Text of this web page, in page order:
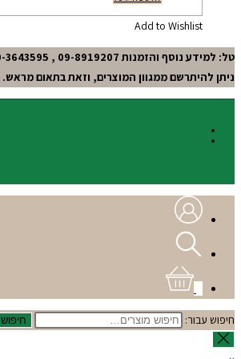
Add to Wishlist
טל: למידע נוסף והזמנות 09-8919207 , 050-3643595 חיה. מושב חרות,גוש תל-מונד.
ניתן להיתרשם ממגוון המוצרים, וזאת בתאום מראש.
חיפוש עבור: חיפוש